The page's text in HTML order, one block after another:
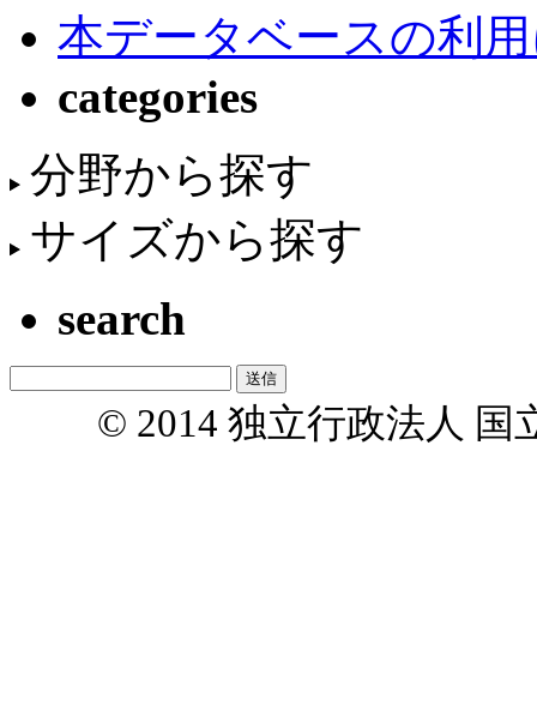
本データベースの利
categories
分野から探す
サイズから探す
search
© 2014 独立行政法人 国